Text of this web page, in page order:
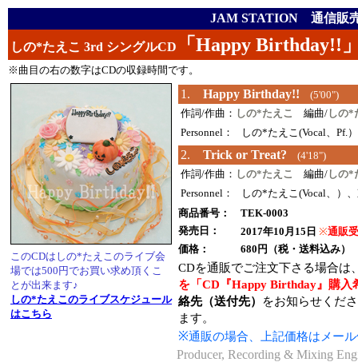
JAM STATION 通信販
しの*たえこ 3rd シングルCD 「Happy Birthday!!
※曲目の右の数字はCDの収録時間です。
1. Happy Birthday!!
(5'00")
作詞/作曲： しの*たえこ 編曲/ しの*
Personnel：
しの*たえこ(Vocal、Pf.
2. Trick or Treat?
(4'18")
作詞/作曲： しの*たえこ 編曲/ しの*
Personnel：
しの*たえこ(Vocal、）
商品番号：
TEK-0003
発売日：
2017年10月15日 ※通販
価格：
680円（税・送料込み）
CDを通販でご注文下さる場合は
を「CD『Happy Birthday』購入
絡先（送付先）
をお知らせくだ
ます。
※通販の場合、上記価格はメー
Producer, Recording & Mixing
このCDはしの*たえこのライブ会
場では500円でお買い求め頂くこ
とが出来ます♪
しの*たえこのライブスケジュール
はこちら